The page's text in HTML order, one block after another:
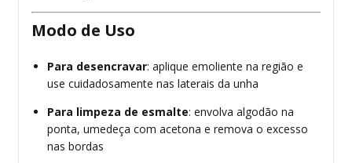
Modo de Uso
Para desencravar: aplique emoliente na região e
use cuidadosamente nas laterais da unha
Para limpeza de esmalte: envolva algodão na
ponta, umedeça com acetona e remova o excesso
nas bordas